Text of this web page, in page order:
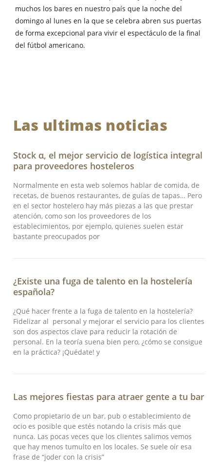
muchos los bares en nuestro país que la noche del
domingo al lunes en la que se celebra abren sus puertas
de forma excepcional para vivir el espectáculo de la final
del fútbol americano.
Las ultimas noticias
Stock α, el mejor servicio de logística integral
para proveedores hosteleros
Normalmente en esta web solemos hablar de comida, de
recetas, de buenos restaurantes, de guías de tapas… Pero
en el sector hostelero hay más piezas a las que prestar
atención, como son los proveedores de los
establecimientos, por ejemplo, quienes suelen estar
bastante preocupados por
¿Existe una fuga de talento en la hostelería
española?
¿Qué hacer frente a la fuga de talento en la hostelería?
Fidelizar al personal y mejorar el servicio para los clientes
son dos aspectos clave para reducir la rotación de
personal. En la teoría suena bien pero, ¿cómo se consigue
en la práctica? ¡Quédate! y
Las mejores fiestas para atraer gente a tu bar
Como propietario de un bar, pub o establecimiento de
ocio es posible que estés notando la crisis más que
nunca. Las pocas veces que los clientes salimos vemos
que hay menos tumulto en los locales. Se suele oír esa
frase de “joder con la crisis”